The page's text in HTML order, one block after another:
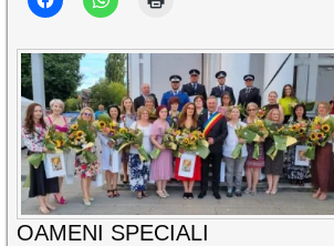
OAMENI SPECIALI